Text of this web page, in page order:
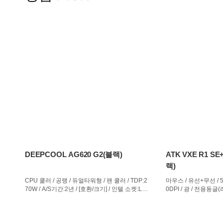
DEEPCOOL AG620 G2(블랙)
CPU 쿨러 / 공랭 / 듀얼타워형 / 팬 쿨러 / TDP:2
70W / A/S기간:2년 / [호환/크기] / 인텔 소켓:LG
ATK VXE R1
랙)
마우스 / 유선+무선 /
0DPI / 광 / 전용동글(